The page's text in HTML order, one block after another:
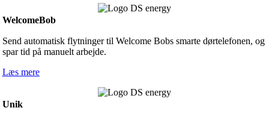
WelcomeBob
Send automatisk flytninger til Welcome Bobs smarte dørtelefonen, og
spar tid på manuelt arbejde.
Læs mere
Unik